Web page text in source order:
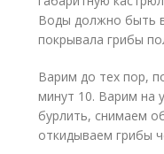
Воды должно быть
покрывала грибы
Варим до тех пор,
минут 10. Варим на
бурлить, снимаем
откидываем грибы